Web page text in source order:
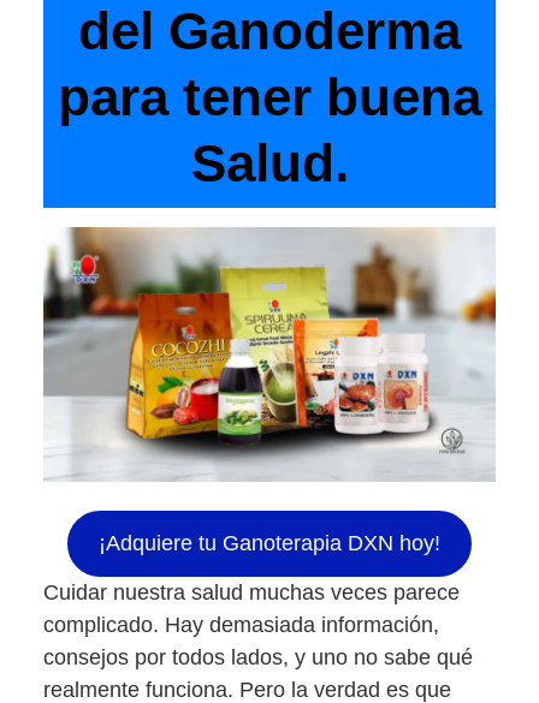
del Ganoderma
para tener buena
Salud.
¡Adquiere tu Ganoterapia DXN hoy!
Cuidar nuestra salud muchas veces parece
complicado. Hay demasiada información,
consejos por todos lados, y uno no sabe qué
realmente funciona. Pero la verdad es que